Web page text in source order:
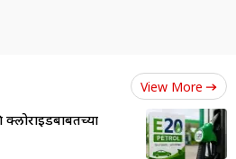
View More